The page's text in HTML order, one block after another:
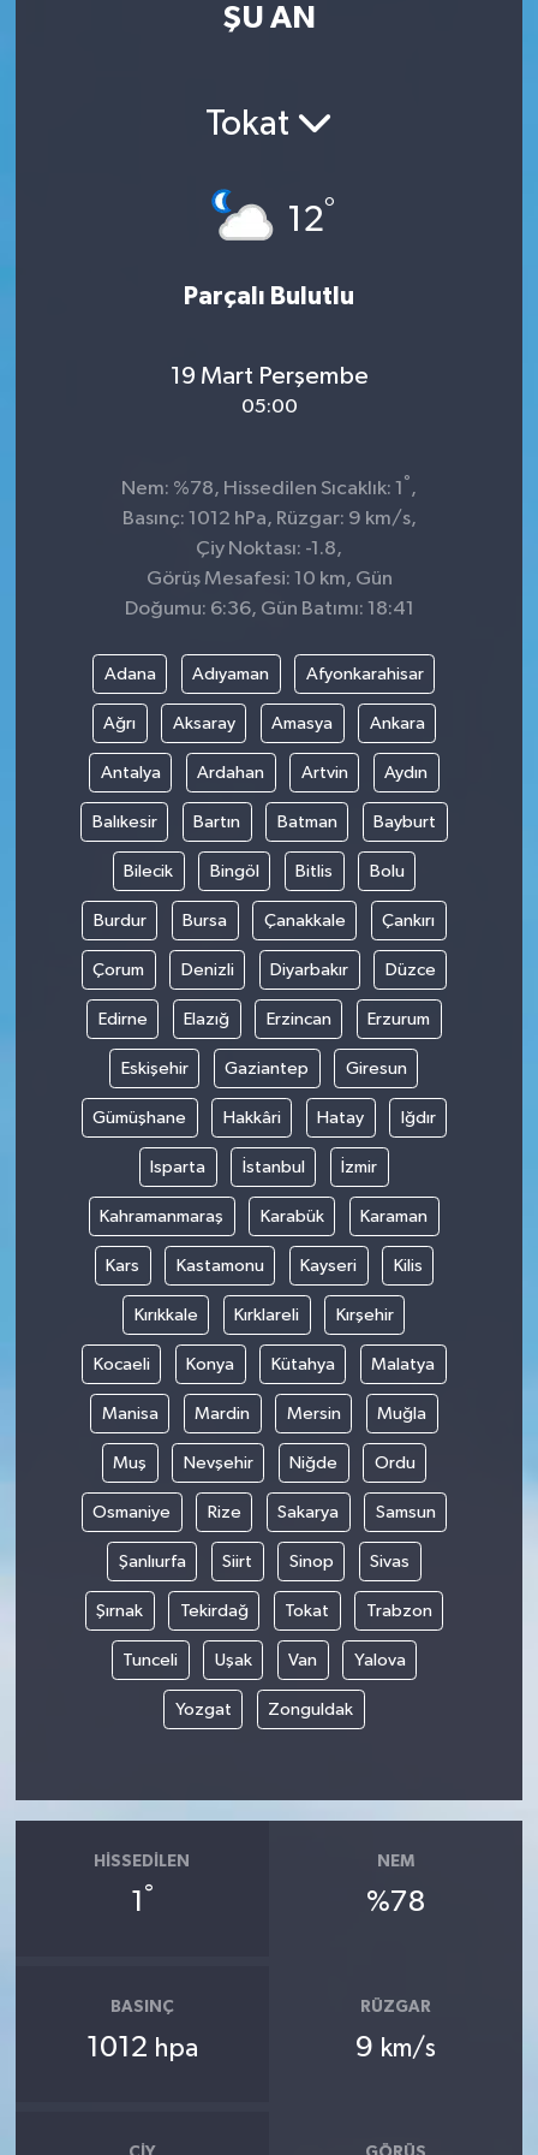
ŞU AN
Tokat
12°
Parçalı Bulutlu
19 Mart Perşembe
05:00
Nem: %78, Hissedilen Sıcaklık: 1 ° ,
Basınç: 1012 hPa, Rüzgar: 9 km/s,
Çiy Noktası: -1.8,
Görüş Mesafesi: 10 km, Gün
Doğumu: 6:36, Gün Batımı: 18:41
Adana Adıyaman Afyonkarahisar
Ağrı Aksaray Amasya Ankara
Antalya Ardahan Artvin Aydın
Balıkesir Bartın Batman Bayburt
Bilecik Bingöl Bitlis Bolu
Burdur Bursa Çanakkale Çankırı
Çorum Denizli Diyarbakır Düzce
Edirne Elazığ Erzincan Erzurum
Eskişehir Gaziantep Giresun
Gümüşhane Hakkâri Hatay Iğdır
Isparta İstanbul İzmir
Kahramanmaraş Karabük Karaman
Kars Kastamonu Kayseri Kilis
Kırıkkale Kırklareli Kırşehir
Kocaeli Konya Kütahya Malatya
Manisa Mardin Mersin Muğla
Muş Nevşehir Niğde Ordu
Osmaniye Rize Sakarya Samsun
Şanlıurfa Siirt Sinop Sivas
Şırnak Tekirdağ Tokat Trabzon
Tunceli Uşak Van Yalova
Yozgat Zonguldak
HISSEDILEN
1 °
NEM
%78
BASINÇ
1012 hpa
RÜZGAR
9 km/s